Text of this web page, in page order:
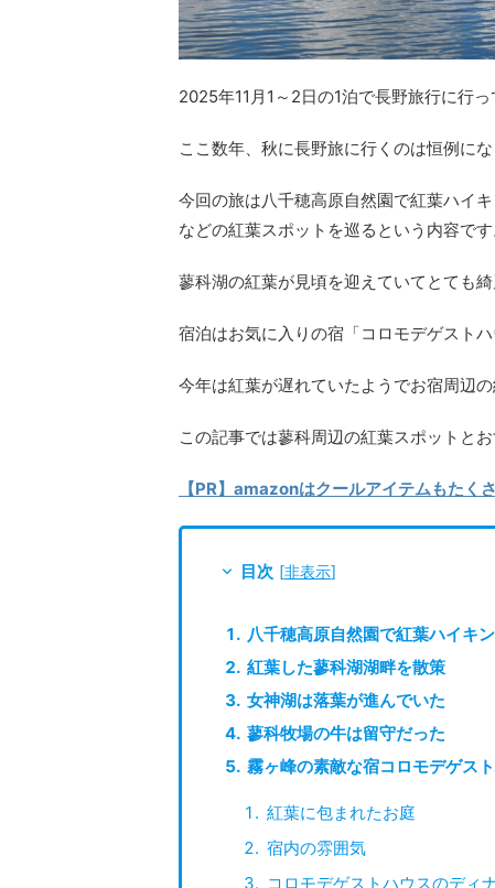
2025年11月1～2日の1泊で長野旅行に行っ
ここ数年、秋に長野旅に行くのは恒例に
今回の旅は八千穂高原自然園で紅葉ハイ
などの紅葉スポットを巡るという内容です
蓼科湖の紅葉が見頃を迎えていてとても
宿泊はお気に入りの宿「コロモデゲストハ
今年は紅葉が遅れていたようでお宿周辺の
この記事では蓼科周辺の紅葉スポットと
【PR】amazonはクールアイテムもた
目次 [非表示]
八千穂高原自然園で紅葉ハイキ
紅葉した蓼科湖湖畔を散策
女神湖は落葉が進んでいた
蓼科牧場の牛は留守だった
霧ヶ峰の素敵な宿コロモデゲス
紅葉に包まれたお庭
宿内の雰囲気
コロモデゲストハウスのディ